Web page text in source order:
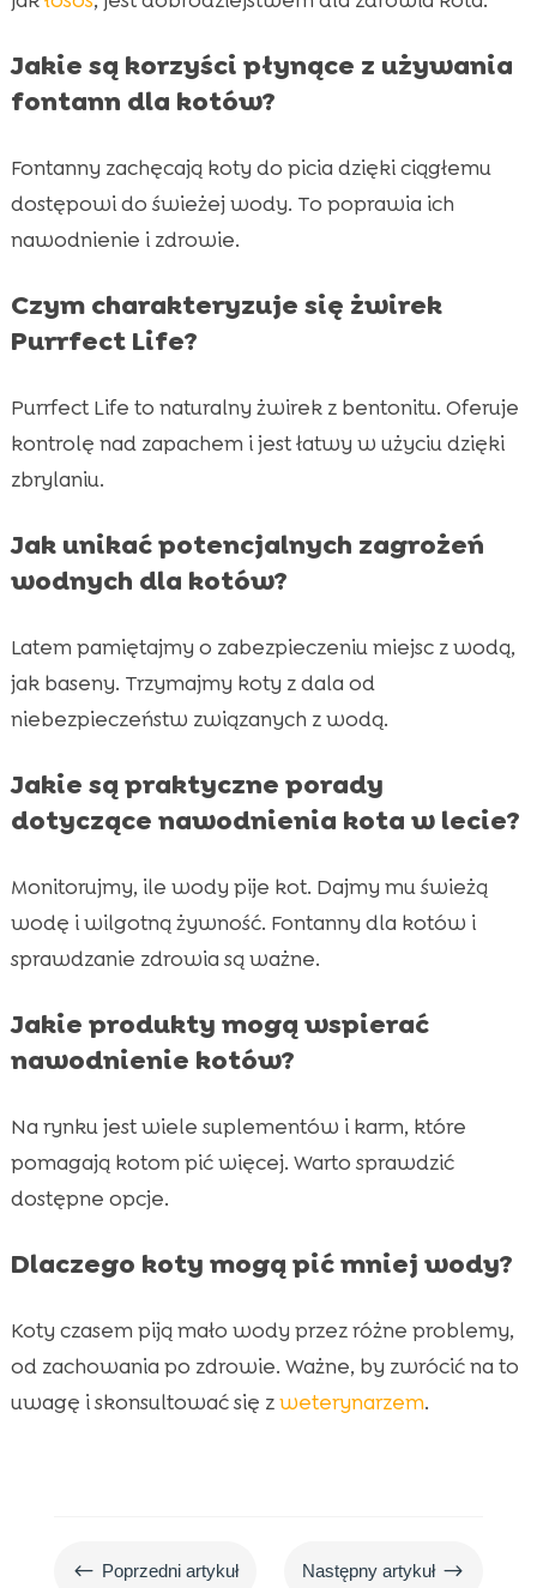
Jakie są korzyści płynące z używania
fontann dla kotów?
Fontanny zachęcają koty do picia dzięki ciągłemu
dostępowi do świeżej wody. To poprawia ich
nawodnienie i zdrowie.
Czym charakteryzuje się żwirek
Purrfect Life?
Purrfect Life to naturalny żwirek z bentonitu. Oferuje
kontrolę nad zapachem i jest łatwy w użyciu dzięki
zbrylaniu.
Jak unikać potencjalnych zagrożeń
wodnych dla kotów?
Latem pamiętajmy o zabezpieczeniu miejsc z wodą,
jak baseny. Trzymajmy koty z dala od
niebezpieczeństw związanych z wodą.
Jakie są praktyczne porady
dotyczące nawodnienia kota w lecie?
Monitorujmy, ile wody pije kot. Dajmy mu świeżą
wodę i wilgotną żywność. Fontanny dla kotów i
sprawdzanie zdrowia są ważne.
Jakie produkty mogą wspierać
nawodnienie kotów?
Na rynku jest wiele suplementów i karm, które
pomagają kotom pić więcej. Warto sprawdzić
dostępne opcje.
Dlaczego koty mogą pić mniej wody?
Koty czasem piją mało wody przez różne problemy,
od zachowania po zdrowie. Ważne, by zwrócić na to
uwagę i skonsultować się zweterynarzem.
# Poprzedni artykuł Następny artykuł $